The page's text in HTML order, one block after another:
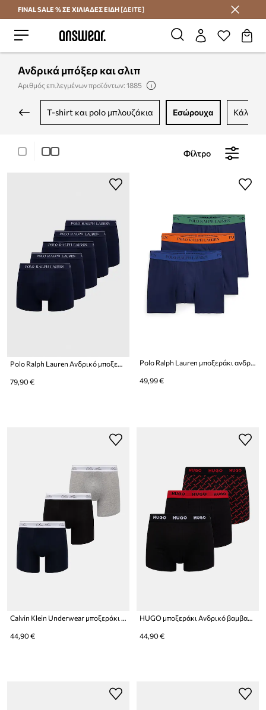
Εξοικονομήστε με το Answear Club
FINAL SALE % ΣΕ ΧΙΛΙΑΔΕΣ ΕΙΔΗ [ΔΕΙΤΕ]
Ανδρικά μπόξερ και σλιπ
Αριθμός επιλεγμένων προϊόντων: 1885
t-shirt και polo μπλουζάκια εσώρουχα κάλτσες
Φίλτρο
79,90 €
Polo Ralph Lauren μποξεράκι ανδρικό βαμβακερό με ελαστάν 3-pack
49,99 €
Calvin Klein Underwear μποξεράκι ανδρικό με βαμβάκι 3-pack
44,90 €
HUGO μποξεράκι Ανδρικό βαμβακερό με ελαστάν TRIPLET DESIGN 3-pack
44,90 €